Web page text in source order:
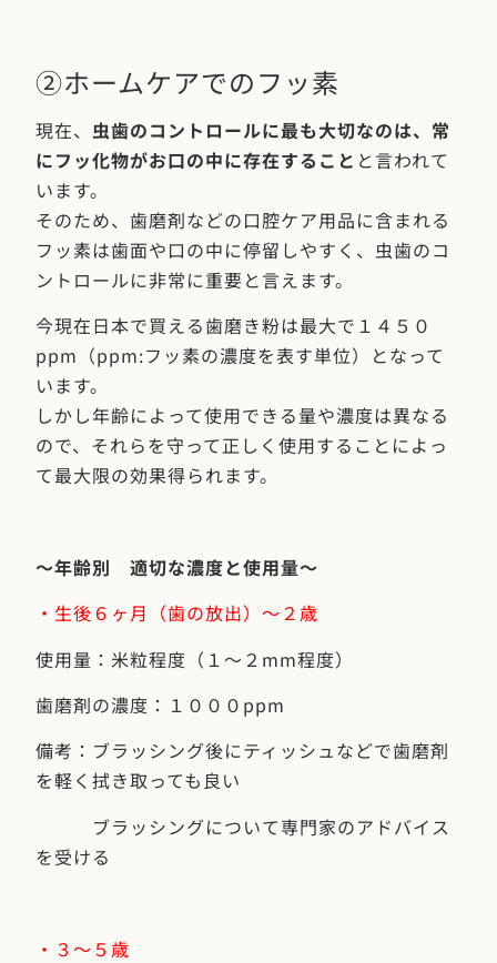
②ホームケアでのフッ素
現在、 虫歯のコントロールに最も大切なのは、常
にフッ化物がお口の中に存在すること と言われて
います。
そのため、歯磨剤などの口腔ケア用品に含まれる
フッ素は歯面や口の中に停留しやすく、虫歯のコ
ントロールに非常に重要と言えます。
今現在日本で買える歯磨き粉は最大で１４５０
ppm（ppm:フッ素の濃度を表す単位）となって
います。
しかし年齢によって使用できる量や濃度は異なる
ので、それらを守って正しく使用することによっ
て最大限の効果得られます。
〜年齢別 適切な濃度と使用量〜
・生後６ヶ月（歯の放出）〜２歳
使用量：米粒程度（１〜２mm程度）
歯磨剤の濃度：１０００ppm
備考：ブラッシング後にティッシュなどで歯磨剤
を軽く拭き取っても良い
ブラッシングについて専門家のアドバイス
を受ける
・３〜５歳